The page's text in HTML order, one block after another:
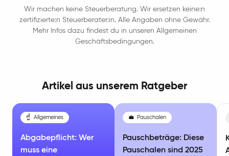
Wir machen keine Steuerberatung. Wir ersetzen keine:n
zertifizierte:n Steuerberater:in. Alle Angaben ohne Gewähr.
Mehr Infos dazu findest du in unseren Allgemeinen
Geschäftsbedingungen.
Artikel aus unserem Ratgeber
☝️ Allgemeines
Abgabepflicht: Wer
muss eine
💼 Pauschalen
Pauschbeträge: Diese
Pauschalen sind 2025